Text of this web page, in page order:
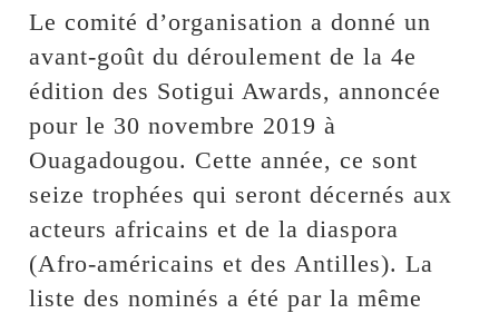
Le comité d’organisation a donné un
avant-goût du déroulement de la 4e
édition des Sotigui Awards, annoncée
pour le 30 novembre 2019 à
Ouagadougou. Cette année, ce sont
seize trophées qui seront décernés aux
acteurs africains et de la diaspora
(Afro-américains et des Antilles). La
liste des nominés a été par la même